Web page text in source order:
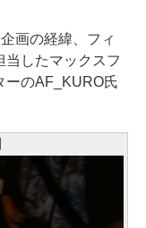
画の経緯、フィ
当したマックスフ
ーのAF_KURO氏